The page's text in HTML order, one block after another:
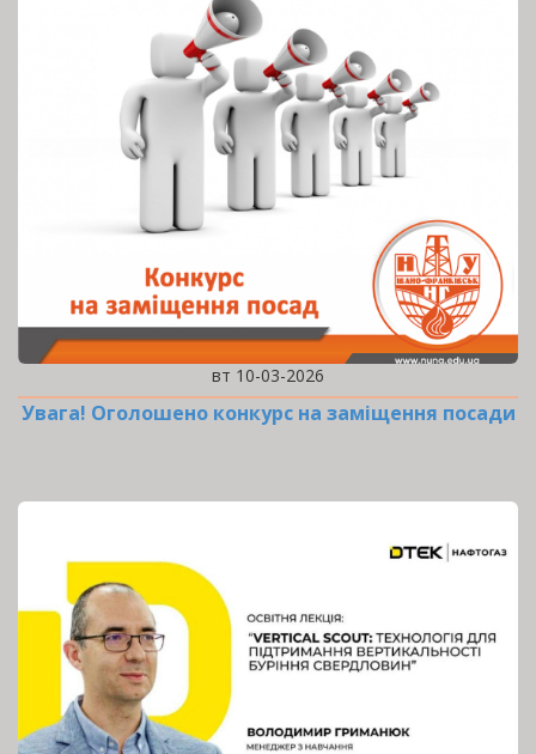
вт 10-03-2026
Увага! Оголошено конкурс на заміщення посади